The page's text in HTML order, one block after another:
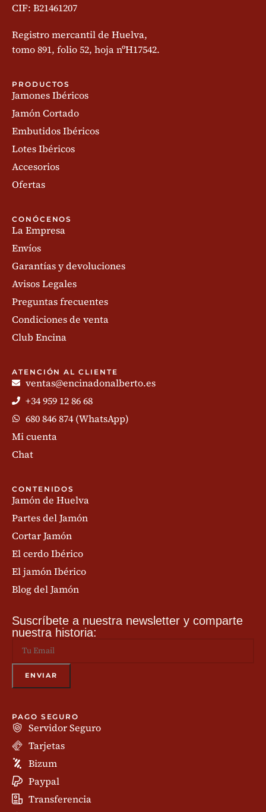
CIF: B21461207
Registro mercantil de Huelva,
tomo 891, folio 52, hoja nºH17542.
PRODUCTOS
Jamones Ibéricos
Jamón Cortado
Embutidos Ibéricos
Lotes Ibéricos
Accesorios
Ofertas
CONÓCENOS
La Empresa
Envíos
Garantías y devoluciones
Avisos Legales
Preguntas frecuentes
Condiciones de venta
Club Encina
ATENCIÓN AL CLIENTE
ventas@encinadonalberto.es
+34 959 12 86 68
680 846 874 (WhatsApp)
Mi cuenta
Chat
CONTENIDOS
Jamón de Huelva
Partes del Jamón
Cortar Jamón
El cerdo Ibérico
El jamón Ibérico
Blog del Jamón
Suscríbete a nuestra newsletter y comparte
nuestra historia:
PAGO SEGURO
Servidor Seguro
Tarjetas
Bizum
Paypal
Transferencia